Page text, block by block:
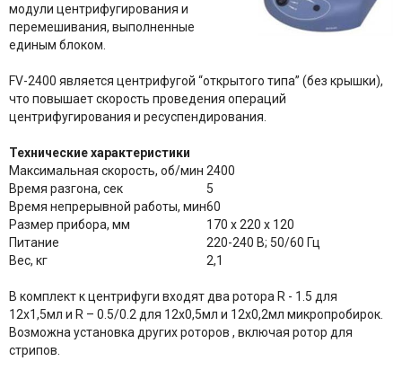
модули центрифугирования и
перемешивания, выполненные
единым блоком.
FV-2400 является центрифугой “открытого типа” (без крышки),
что повышает скорость проведения операций
центрифугирования и ресуспендирования.
Технические характеристики
Максимальная скорость, об/мин 2400
Время разгона, сек
5
Время непрерывной работы, мин60
Размер прибора, мм
170 х 220 х 120
Питание
220-240 В; 50/60 Гц
Вес, кг
2,1
В комплект к центрифуги входят два ротора R - 1.5 для
12х1,5мл и R – 0.5/0.2 для 12х0,5мл и 12х0,2мл микропробирок.
Возможна установка других роторов , включая ротор для
стрипов.